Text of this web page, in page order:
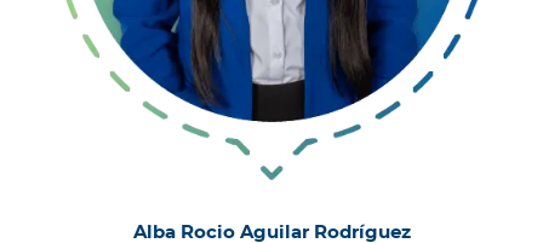
Alba Rocio Aguilar Rodríguez